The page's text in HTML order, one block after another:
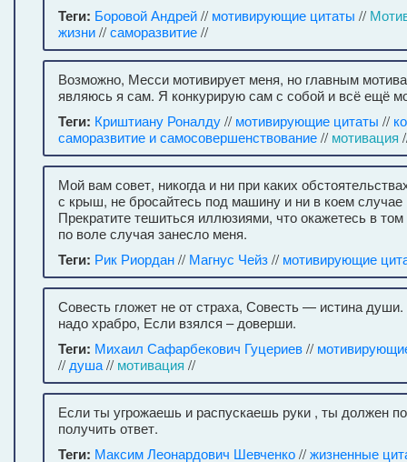
Теги: Боровой Андрей// мотивирующие цитаты //
жизни//саморазвитие//
Возможно, Месси мотивирует меня, но главным
являюсь я сам. Я конкурирую сам с собой и всё ещё
Теги: Криштиану Роналду// мотивирующие цитаты //
саморазвитие и самосовершенствование// мотивация
Мой вам совет, никогда и ни при каких
с крыш, не бросайтесь под машину и ни в коем случае
Прекратите тешиться иллюзиями, что окажетесь в
по воле случая занесло меня.
Теги: Рик Риордан// Магнус Чейз// мотивирующие
Совесть гложет не от страха, Совесть — истина
надо храбро, Если взялся – доверши.
Теги: Михаил Сафарбекович Гуцериев//
// душа// мотивация //
Если ты угрожаешь и распускаешь руки , ты должен
получить ответ.
Теги: Максим Леонардович Шевченко//жизненные